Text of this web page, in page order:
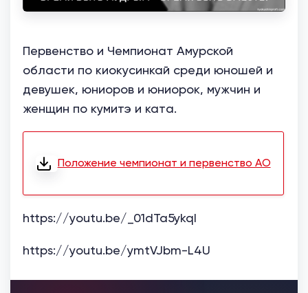
Первенство и Чемпионат Амурской
области по киокусинкай среди юношей и
девушек, юниоров и юниорок, мужчин и
женщин по кумитэ и ката.
Положение чемпионат и первенство АО
https://youtu.be/_01dTa5ykqI
https://youtu.be/ymtVJbm-L4U